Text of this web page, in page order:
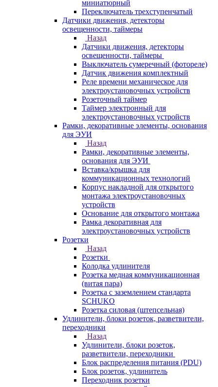
миниатюрный
Переключатель трехступенчатый
Датчики движения, детекторы
освещенности, таймеры
Назад
Датчики движения, детекторы
освещенности, таймеры
Выключатель сумеречный (фотореле)
Датчик движения комплектный
Реле времени механическое для
электроустановочных устройств
Розеточный таймер
Таймер электронный для
электроустановочных устройств
Рамки, декоративные элементы, основания
для ЭУИ
Назад
Рамки, декоративные элементы,
основания для ЭУИ
Вставка/крышка для
коммуникационных технологий
Корпус накладной для открытого
монтажа электроустановочных
устройств
Основание для открытого монтажа
Рамка декоративная для
электроустановочных устройств
Розетки
Назад
Розетки
Колодка удлинителя
Розетка медная коммуникационная
(витая пара)
Розетка с заземлением стандарта
SCHUKO
Розетка силовая (штепсельная)
Удлинители, блоки розеток, разветвители,
переходники
Назад
Удлинители, блоки розеток,
разветвители, переходники
Блок распределения питания (PDU)
Блок розеток, удлинитель
Переходник розетки